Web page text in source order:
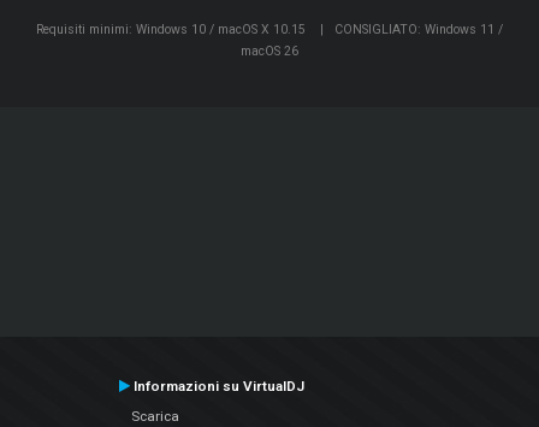
Requisiti minimi: Windows 10 / macOS X 10.15
CONSIGLIATO: Windows 11 /
macOS 26
Informazioni su VirtualDJ
Scarica